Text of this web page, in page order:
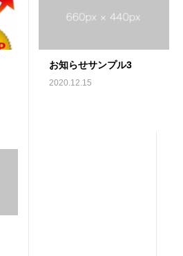
お知らせサンプル3
2020.12.15